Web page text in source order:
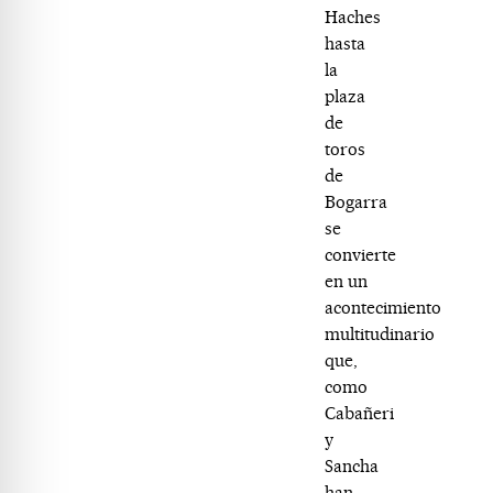
Haches
hasta
la
plaza
de
toros
de
Bogarra
se
convierte
en un
acontecimiento
multitudinario
que,
como
Cabañeri
y
Sancha